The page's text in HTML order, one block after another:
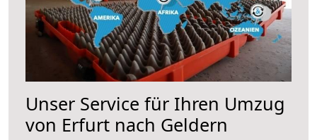
Unser Service für Ihren Umzug
von Erfurt nach Geldern